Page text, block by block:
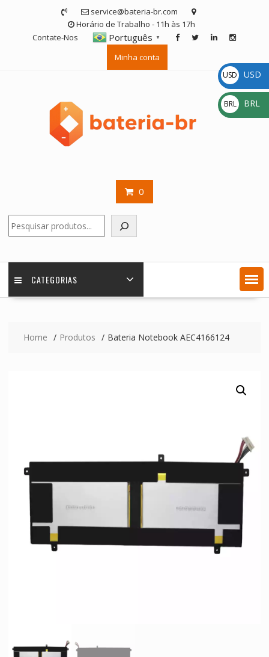
service@bateria-br.com
Horário de Trabalho - 11h às 17h
Contate-Nos
Português ▼
Minha conta
0
CATEGORIAS
Home Produtos Bateria Notebook AEC4166124
USD
$
USD
BRL
R$
BRL